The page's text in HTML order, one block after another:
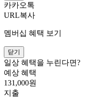
카카오톡
URL복사
멤버십 혜택 보기
닫기
일상 혜택을 누린다면?
예상 혜택
131,000원
지출